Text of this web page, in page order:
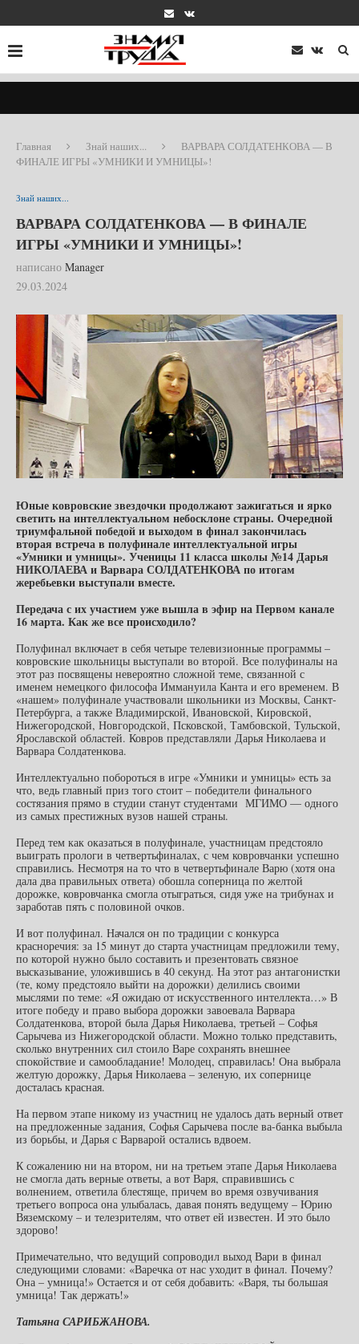
Главная Знай наших...
ВАРВАРА СОЛДАТЕНКОВА — В
ФИНАЛЕ ИГРЫ «УМНИКИ И УМНИЦЫ»!
Знай наших...
ВАРВАРА СОЛДАТЕНКОВА — В ФИНАЛЕ
ИГРЫ «УМНИКИ И УМНИЦЫ»!
написано Manager
29.03.2024
Юные ковровские звездочки продолжают зажигаться и ярко
светить на интеллектуальном небосклоне страны. Очередной
триумфальной победой и выходом в финал закончилась
вторая встреча в полуфинале интеллектуальной игры
«Умники и умницы». Ученицы 11 класса школы №14 Дарья
НИКОЛАЕВА и Варвара СОЛДАТЕНКОВА по итогам
жеребьевки выступали вместе.
Передача с их участием уже вышла в эфир на Первом канале
16 марта. Как же все происходило?
Полуфинал включает в себя четыре телевизионные программы –
ковровские школьницы выступали во второй. Все полуфиналы на
этот раз посвящены невероятно сложной теме, связанной с
именем немецкого философа Иммануила Канта и его временем. В
«нашем» полуфинале участвовали школьники из Москвы, Санкт-
Петербурга, а также Владимирской, Ивановской, Кировской,
Нижегородской, Новгородской, Псковской, Тамбовской, Тульской,
Ярославской областей. Ковров представляли Дарья Николаева и
Варвара Солдатенкова.
Интеллектуально побороться в игре «Умники и умницы» есть за
что, ведь главный приз того стоит – победители финального
состязания прямо в студии станут студентами МГИМО — одного
из самых престижных вузов нашей страны.
Перед тем как оказаться в полуфинале, участницам предстояло
выиграть прологи в четвертьфиналах, с чем ковровчанки успешно
справились. Несмотря на то что в четвертьфинале Варю (хотя она
дала два правильных ответа) обошла соперница по желтой
дорожке, ковровчанка смогла отыграться, сидя уже на трибунах и
заработав пять с половиной очков.
И вот полуфинал. Начался он по традиции с конкурса
красноречия: за 15 минут до старта участницам предложили тему,
по которой нужно было составить и презентовать связное
высказывание, уложившись в 40 секунд. На этот раз антагонистки
(те, кому предстояло выйти на дорожки) делились своими
мыслями по теме: «Я ожидаю от искусственного интеллекта…» В
итоге победу и право выбора дорожки завоевала Варвара
Солдатенкова, второй была Дарья Николаева, третьей – Софья
Сарычева из Нижегородской области. Можно только представить,
сколько внутренних сил стоило Варе сохранять внешнее
спокойствие и самообладание! Молодец, справилась! Она выбрала
желтую дорожку, Дарья Николаева – зеленую, их сопернице
досталась красная.
На первом этапе никому из участниц не удалось дать верный ответ
на предложенные задания, Софья Сарычева после ва-банка выбыла
из борьбы, и Дарья с Варварой остались вдвоем.
К сожалению ни на втором, ни на третьем этапе Дарья Николаева
не смогла дать верные ответы, а вот Варя, справившись с
волнением, ответила блестяще, причем во время озвучивания
третьего вопроса она улыбалась, давая понять ведущему – Юрию
Вяземскому – и телезрителям, что ответ ей известен. И это было
здорово!
Примечательно, что ведущий сопроводил выход Вари в финал
следующими словами: «Варечка от нас уходит в финал. Почему?
Она – умница!» Остается и от себя добавить: «Варя, ты большая
умница! Так держать!»
Татьяна САРИБЖАНОВА.